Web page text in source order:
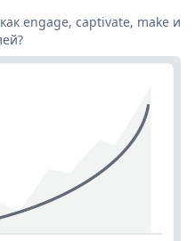
engage, captivate, make и